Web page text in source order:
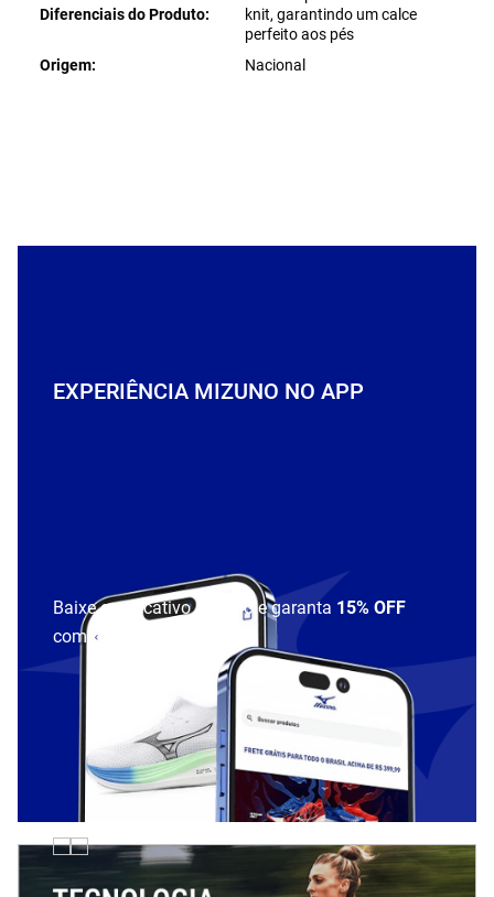
Diferenciais do Produto
knit, garantindo um calce
perfeito aos pés
Origem
Nacional
EXPERIÊNCIA MIZUNO NO APP
Baixe o aplicativo Mizuno e garanta 15% OFF
com cupom